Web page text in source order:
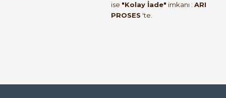
ise "Kolay İade" imkanı : ARI
PROSES 'te.